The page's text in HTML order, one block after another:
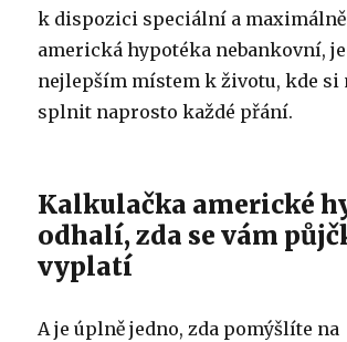
k dispozici speciální a
americká hypotéka nebankovní,
nejlepším místem k životu, kde si
splnit naprosto každé přání.
Kalkulačka americké
odhalí, zda se vám
vyplatí
A je úplně jedno, zda pomýšlíte na